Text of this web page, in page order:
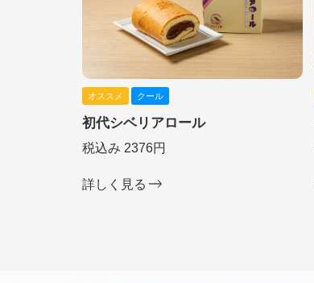
オススメ クール
初代シベリアロール
税込み 2376円
詳しく見る